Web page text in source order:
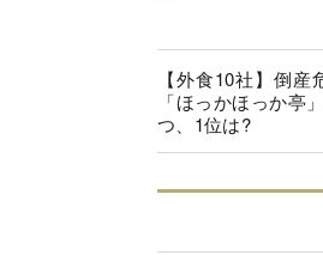
【外食10社】倒
「ほっかほっか亭
つ、1位は?